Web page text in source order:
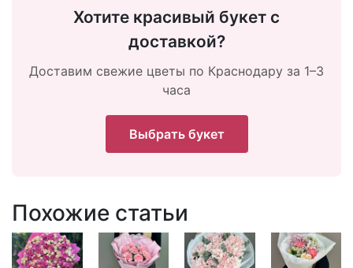
Хотите красивый букет с
доставкой?
Доставим свежие цветы по Краснодару за 1–3
часа
Выбрать букет
Похожие статьи